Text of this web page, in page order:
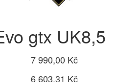
gtx UK8,5
7 990,00 Kč
6 603,31 Kč